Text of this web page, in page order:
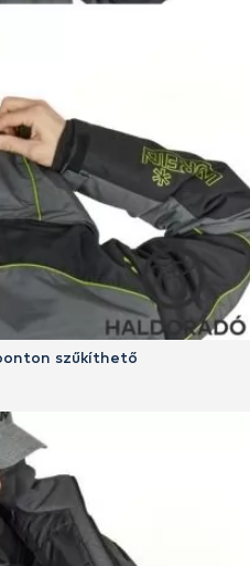
szűkíthető